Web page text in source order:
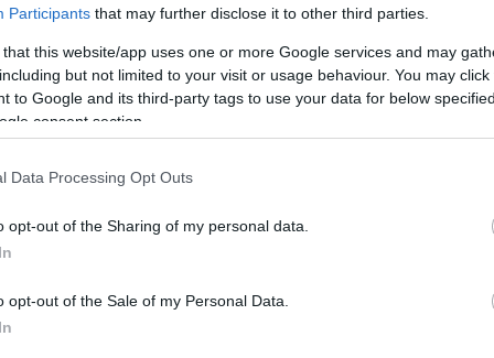
Participants that may further disclose it to other third parties.
that this website/app uses one or more Google services and may
but not limited to your visit or usage behaviour. You may
to Google and its third-party tags to use your data for below
consent section.
Data Processing Opt Outs
opt-out of the Sharing of my personal data.
opt-out of the Sale of my Personal Data.
csak azért, mert vízparton vagyunk, az étlap
kemény munkáját dicséri (tudtátok például,
óceánból fogják, hogy aztán “balatoni hekk”
mint helyi különlegességet..). Ha azonban a
előtt akarjuk tartani és a helyi hagyományok
ázsiai halat bármelyik szupermarketben
finomságokat keressétek (zárójelben az angol
luben),